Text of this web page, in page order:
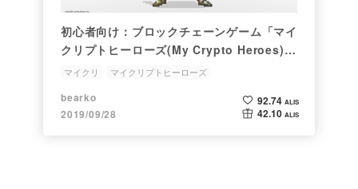
初心者向け：ブロックチェーンゲーム「マイ
クリプトヒーローズ(My Crypto Heroes)」
の楽しさを解説します
マイクリ
マイクリプトヒーローズ
ブロックチェーンゲーム
bearko
2019/09/28
92.74 ALIS
42.10 ALIS